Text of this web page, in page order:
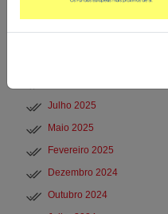
Julho 2025
Maio 2025
Fevereiro 2025
Dezembro 2024
Outubro 2024